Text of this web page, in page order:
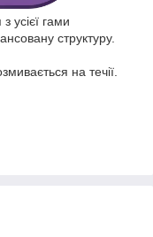
усієї гами
структуру.
на течії.